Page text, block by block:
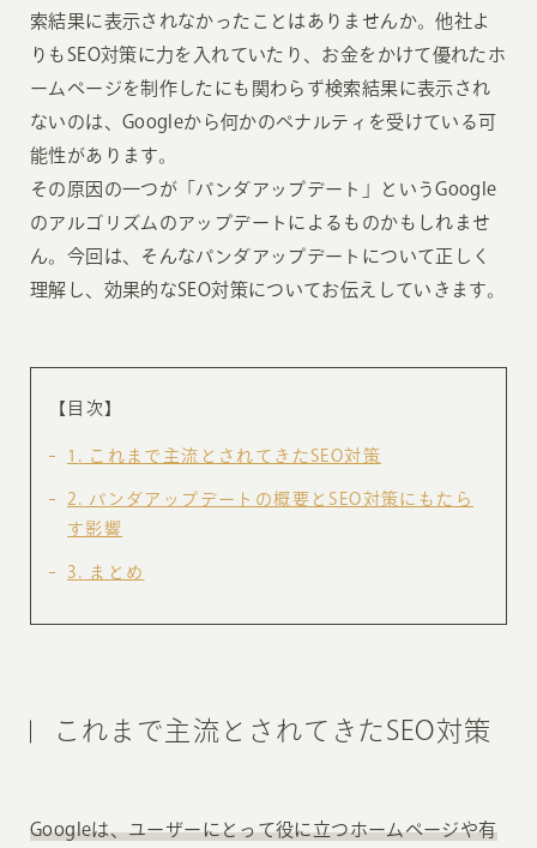
索結果に表示されなかったことはありませんか。他社よ
りもSEO対策に力を入れていたり、お金をかけて優れたホ
ームページを制作したにも関わらず検索結果に表示され
ないのは、Googleから何かのペナルティを受けている可
能性があります。
その原因の一つが「パンダアップデート」というGoogle
のアルゴリズムのアップデートによるものかもしれませ
ん。今回は、そんなパンダアップデートについて正しく
理解し、効果的なSEO対策についてお伝えしていきます。
【目次】
1 これまで主流とされてきたSEO対策
2
パンダアップデートの概要とSEO対策にもたら
す影響
3 まとめ
これまで主流とされてきたSEO対策
Googleは、ユーザーにとって役に立つホームページや有